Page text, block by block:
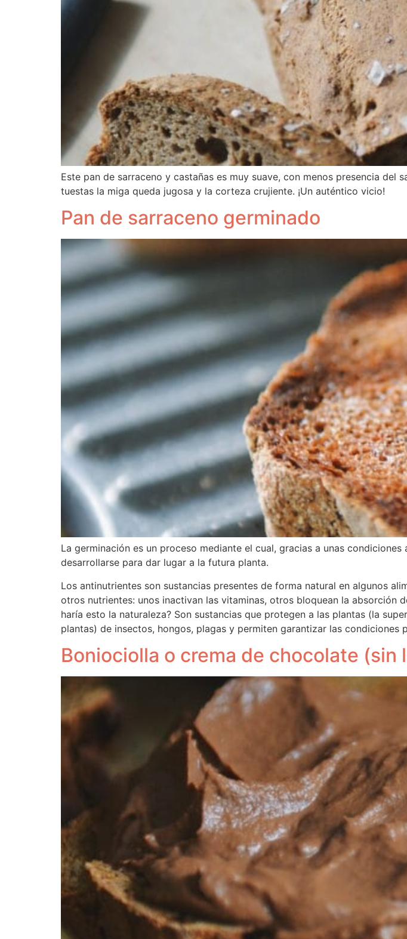
Este pan de sarraceno y castañas es muy suave, con menos presencia
tuestas la miga queda jugosa y la corteza crujiente. ¡Un auténtico vicio!
Pan de sarraceno germinado
La germinación es un proceso mediante el cual, gracias a unas
desarrollarse para dar lugar a la futura planta.
Los antinutrientes son sustancias presentes de forma natural en algunos
otros nutrientes: unos inactivan las vitaminas, otros bloquean la
haría esto la naturaleza? Son sustancias que protegen a las plantas (la
plantas) de insectos, hongos, plagas y permiten garantizar las condiciones
Boniociolla o crema de chocolate